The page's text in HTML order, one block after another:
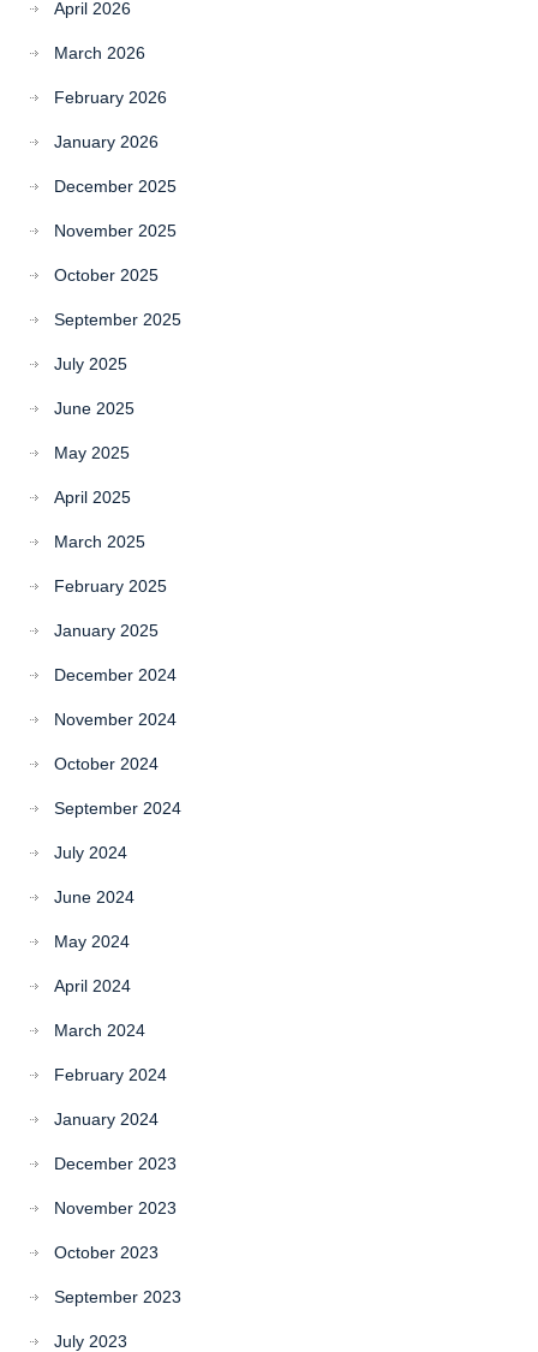
April 2026
March 2026
February 2026
January 2026
December 2025
November 2025
October 2025
September 2025
July 2025
June 2025
May 2025
April 2025
March 2025
February 2025
January 2025
December 2024
November 2024
October 2024
September 2024
July 2024
June 2024
May 2024
April 2024
March 2024
February 2024
January 2024
December 2023
November 2023
October 2023
September 2023
July 2023